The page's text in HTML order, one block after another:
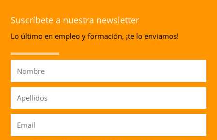
Suscríbete a nuestra newsletter
Lo último en empleo y formación, ¡te lo enviamos!
Nombre
Apellidos